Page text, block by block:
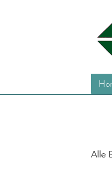
Alle